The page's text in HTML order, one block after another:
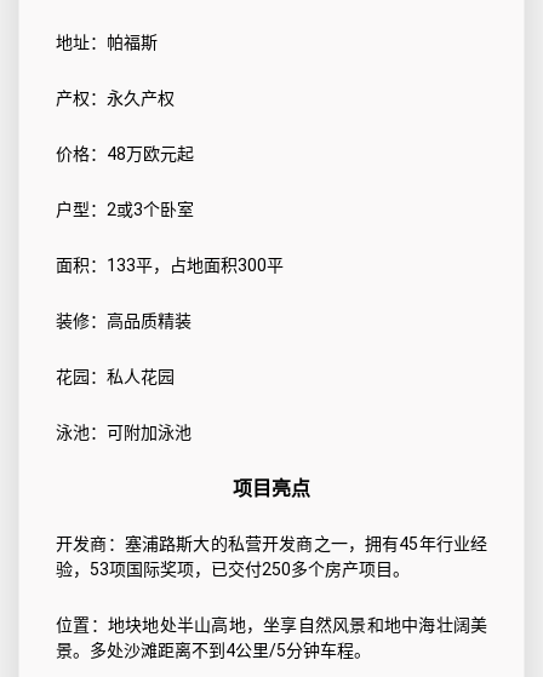
地址：帕福斯
产权：永久产权
价格：48万欧元起
户型：2或3个卧室
面积：133平，占地面积300平
装修：高品质精装
花园：私人花园
泳池：可附加泳池
项目亮点
开发商：塞浦路斯大的私营开发商之一，拥有45年行业经
验，53项国际奖项，已交付250多个房产项目。
位置：地块地处半山高地，坐享自然风景和地中海壮阔美
景。多处沙滩距离不到4公里/5分钟车程。